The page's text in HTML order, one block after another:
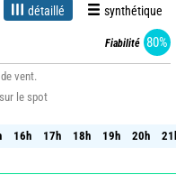
détaillé synthétique
Fiabilité 80%
vent.
le spot
16h 17h 18h 19h 20h
16h 17h 18h 19h 20h